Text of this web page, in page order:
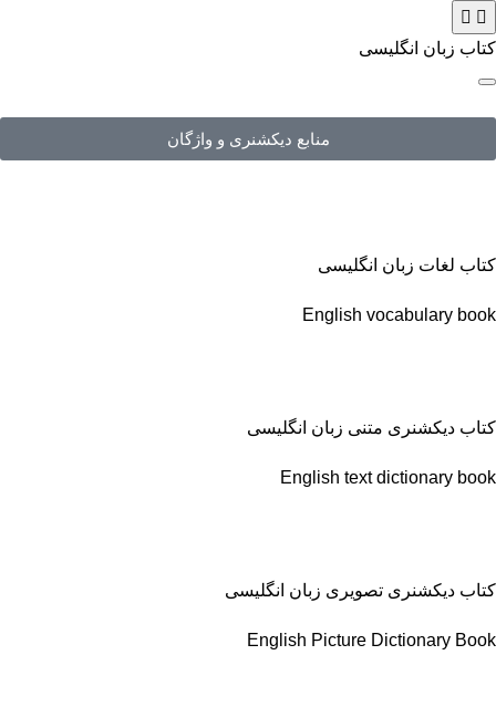
کتاب زبان انگلیسی
منابع دیکشنری و واژگان
کتاب لغات زبان انگلیسی
English vocabulary book
کتاب دیکشنری متنی زبان انگلیسی
English text dictionary book
کتاب دیکشنری تصویری زبان انگلیسی
English Picture Dictionary Book